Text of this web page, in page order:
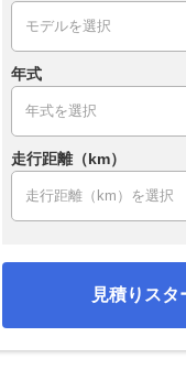
年式
走行距離（km）
見積りスタ